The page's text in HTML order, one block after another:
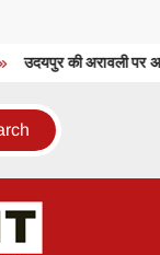
उदयपुर की अरावली पर